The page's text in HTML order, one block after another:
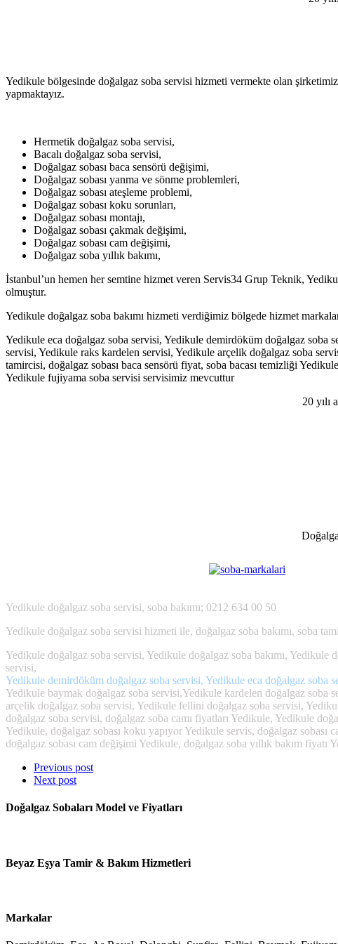
Yedikule bölgesinde doğalgaz soba servisi hizmeti vermekte olan
yapmaktayız.
Hermetik doğalgaz soba servisi,
Bacalı doğalgaz soba servisi,
Doğalgaz sobası baca sensörü değişimi,
Doğalgaz sobası yanma ve sönme problemleri,
Doğalgaz sobası ateşleme problemi,
Doğalgaz sobası koku sorunları,
Doğalgaz sobası montajı,
Doğalgaz sobası çakmak değişimi,
Doğalgaz sobası cam değişimi,
Doğalgaz soba yıllık bakımı,
İstanbul’un hemen her semtine hizmet veren Servis34 Grup Teknik,
olmuştur.
Yedikule doğalgaz soba bakımı hizmeti verdiğimiz bölgede hizmet
Yedikule eca doğalgaz soba servisi, Yedikule demirdöküm doğalgaz
servisi, Yedikule raks kardelen servisi, Yedikule arçelik doğalgaz soba
tamircisi, doğalgaz sobası baca sensörü fiyat, soba bacası temizliği
Yedikule fujiyama soba servisi servisimiz mevcuttur
20 yılı
Yedikule doğalgaz soba servisi, soba bakımı; 0212 634 00 50
Yedikule doğalgaz soba servisi hizmeti ile, doğalgaz soba bakımı, soba
Yedikule doğalgaz soba servisi, Yedikule doğalgaz soba bakımı,
servisi,
Yedikule demirdöküm doğalgaz soba servisi, Yedikule eca doğalgaz soba
Yedikule baymak doğalgaz soba servisi,Yedikule kardelen doğalgaz soba
arçelik doğalgaz soba servisi, Yedikule fellini doğalgaz soba servisi,
doğalgaz soba servisi, doğalgaz soba camı fiyatları Yedikule, Yedikule
Yedikule, doğalgaz sobası koku yapıyor Yedikule servis, doğalgaz sobası
doğalgaz sobası cam değişimi Yedikule, doğalgaz soba yıllık bakım fiyatı
Previous post
Next post
Doğalgaz Sobaları Model ve Fiyatları
Beyaz Eşya Tamir & Bakım Hizmetleri
Markalar